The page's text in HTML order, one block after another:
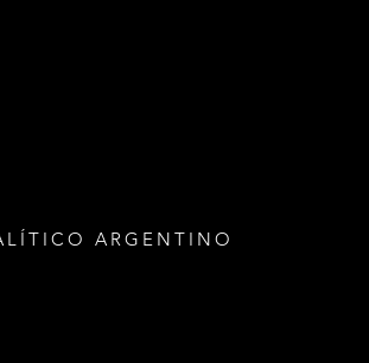
ARGENTINO